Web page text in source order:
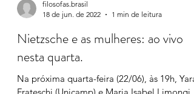
filosofas.brasil
18 de jun. de 2022
1 min de leitura
Nietzsche e as mulheres: ao vivo
nesta quarta.